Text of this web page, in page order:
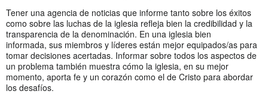
Tener una agencia de noticias que informe tanto sobre los éxitos
como sobre las luchas de la iglesia refleja bien la credibilidad y la
transparencia de la denominación. En una iglesia bien
informada, sus miembros y líderes están mejor equipados/as para
tomar decisiones acertadas. Informar sobre todos los aspectos de
un problema también muestra cómo la iglesia, en su mejor
momento, aporta fe y un corazón como el de Cristo para abordar
los desafíos.